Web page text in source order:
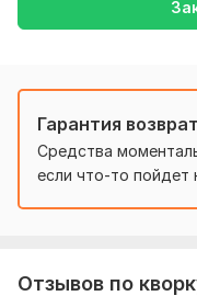
Тематика:
Язык перевода:
с Английского на
Объем услуги в
Гарантия
Средства
если что-то пойдет
Отзывов по